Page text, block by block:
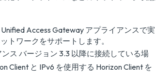
Access Gateway アプライアンスで実
トワークをサポートします。
ス バージョン 3.3 以降に接続している場
Client と IPv6 を使用する Horizon Client を